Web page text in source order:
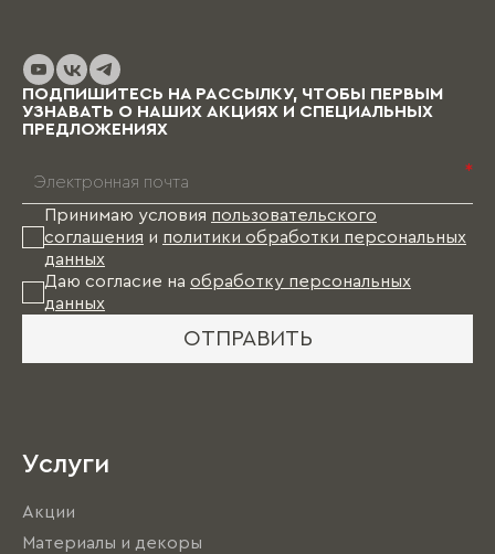
выбранных материалов и коллекции), и какое-
то время Вам в этом случае придется пожить
без мебели.
ПОДПИШИТЕСЬ НА РАССЫЛКУ, ЧТОБЫ ПЕРВЫМ
УЗНАВАТЬ О НАШИХ АКЦИЯХ И СПЕЦИАЛЬНЫХ
ПРЕДЛОЖЕНИЯХ
*
Принимаю условия пользовательского
соглашения и политики обработки персональных
данных
Даю согласие на обработку персональных
данных
ОТПРАВИТЬ
Услуги
Акции
Материалы и декоры